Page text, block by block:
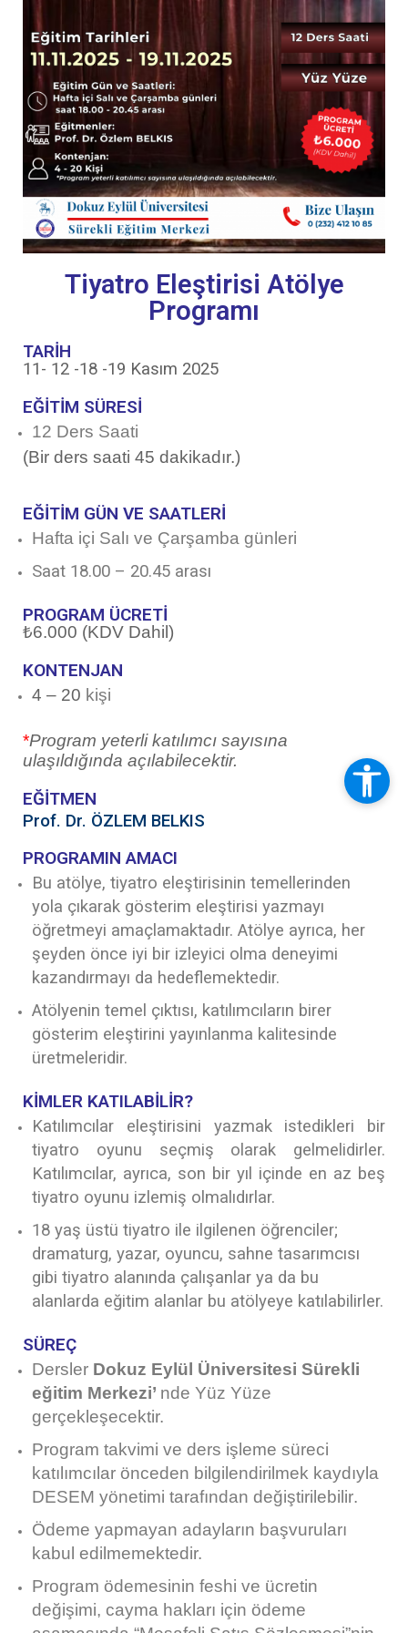
Tiyatro Eleştirisi Atölye
Programı
TARİH
11- 12 -18 -19 Kasım 2025
EĞİTİM SÜRESİ
12 Ders Saati
(Bir ders saati 45 dakikadır.)
EĞİTİM GÜN VE SAATLERİ
Hafta içi Salı ve Çarşamba günleri
Saat 18.00 – 20.45 arası
PROGRAM ÜCRETİ
₺6.000 (KDV Dahil)
KONTENJAN
4 – 20 kişi
*Program yeterli katılımcı sayısına
ulaşıldığında açılabilecektir.
EĞİTMEN
Prof. Dr. ÖZLEM BELKIS
PROGRAMIN AMACI
Bu atölye, tiyatro eleştirisinin temellerinden
yola çıkarak gösterim eleştirisi yazmayı
öğretmeyi amaçlamaktadır. Atölye ayrıca, her
şeyden önce iyi bir izleyici olma deneyimi
kazandırmayı da hedeflemektedir.
Atölyenin temel çıktısı, katılımcıların birer
gösterim eleştirini yayınlanma kalitesinde
üretmeleridir.
KİMLER KATILABİLİR?
Katılımcılar eleştirisini yazmak istedikleri bir
tiyatro oyunu seçmiş olarak gelmelidirler.
Katılımcılar, ayrıca, son bir yıl içinde en az beş
tiyatro oyunu izlemiş olmalıdırlar.
18 yaş üstü tiyatro ile ilgilenen öğrenciler;
dramaturg, yazar, oyuncu, sahne tasarımcısı
gibi tiyatro alanında çalışanlar ya da bu
alanlarda eğitim alanlar bu atölyeye katılabilirler.
SÜREÇ
Dersler Dokuz Eylül Üniversitesi Sürekli
eğitim Merkezi’ nde Yüz Yüze
gerçekleşecektir.
Program takvimi ve ders işleme süreci
katılımcılar önceden bilgilendirilmek kaydıyla
DESEM yönetimi tarafından değiştirilebilir.
Ödeme yapmayan adayların başvuruları
kabul edilmemektedir.
Program ödemesinin feshi ve ücretin
değişimi, cayma hakları için ödeme